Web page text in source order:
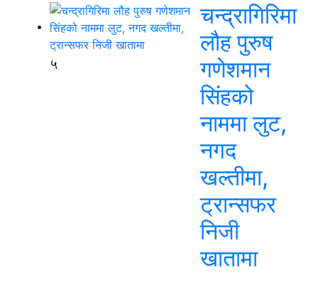
५
चन्द्रागिरिमा
लौह पुरुष
गणेशमान
सिंहको
नाममा लुट,
नगद
खल्तीमा,
ट्रान्सफर
निजी
खातामा